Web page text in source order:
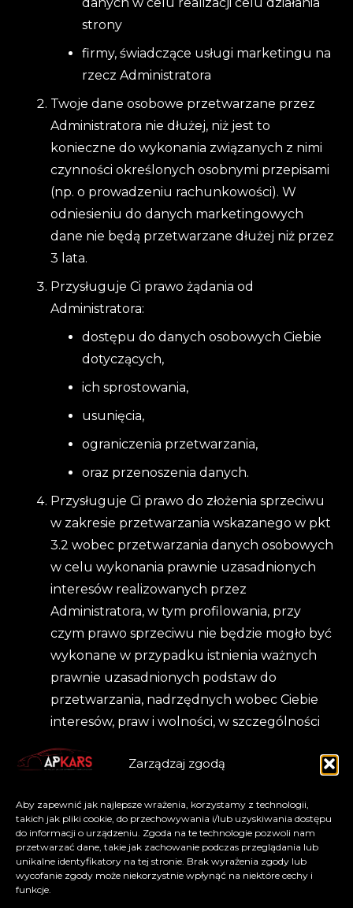
Zarządzaj zgodą
Aby zapewnić jak najlepsze wrażenia, korzystamy z technologii,
takich jak pliki cookie, do przechowywania i/lub uzyskiwania dostępu
do informacji o urządzeniu. Zgoda na te technologie pozwoli nam
przetwarzać dane, takie jak zachowanie podczas przeglądania lub
unikalne identyfikatory na tej stronie. Brak wyrażenia zgody lub
wycofanie zgody może niekorzystnie wpłynąć na niektóre cechy i
funkcje.
strony
firmy, świadczące usługi marketingu na
rzecz Administratora
Twoje dane osobowe przetwarzane przez
Administratora nie dłużej, niż jest to
konieczne do wykonania związanych z nimi
czynności określonych osobnymi przepisami
(np. o prowadzeniu rachunkowości). W
odniesieniu do danych marketingowych
dane nie będą przetwarzane dłużej niż przez
3 lata.
Przysługuje Ci prawo żądania od
Administratora:
dostępu do danych osobowych Ciebie
dotyczących,
ich sprostowania,
usunięcia,
ograniczenia przetwarzania,
oraz przenoszenia danych.
Przysługuje Ci prawo do złożenia sprzeciwu
w zakresie przetwarzania wskazanego w pkt
3.2 wobec przetwarzania danych osobowych
w celu wykonania prawnie uzasadnionych
interesów realizowanych przez
Administratora, w tym profilowania, przy
czym prawo sprzeciwu nie będzie mogło być
wykonane w przypadku istnienia ważnych
prawnie uzasadnionych podstaw do
przetwarzania, nadrzędnych wobec Ciebie
interesów, praw i wolności, w szczególności
Na działania Administratora przysługuje
Osobowych, ul. Stawki 2, 00-193 Warszawa.
Podanie danych osobowych jest
dobrowolne, lecz niezbędne do obsługi